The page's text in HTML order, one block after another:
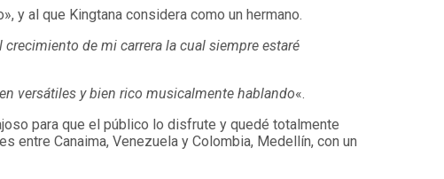
y al que Kingtana considera como un hermano.
de mi carrera la cual siempre estaré
versátiles y bien rico musicalmente hablando«.
para que el público lo disfrute y quedé totalmente
entre Canaima, Venezuela y Colombia, Medellín, con un